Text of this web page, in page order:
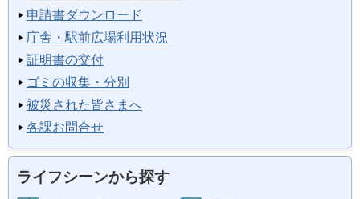
申請書ダウンロード
庁舎・駅前広場利用状況
証明書の交付
ゴミの収集・分別
被災された皆さまへ
各課お問合せ
ライフシーンから探す